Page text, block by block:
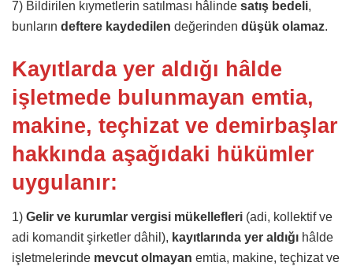
7) Bildirilen kıymetlerin satılması hâlinde satış bedeli,
bunların deftere kaydedilen değerinden düşük olamaz.
Kayıtlarda yer aldığı hâlde
işletmede bulunmayan emtia,
makine, teçhizat ve demirbaşlar
hakkında aşağıdaki hükümler
uygulanır:
1) Gelir ve kurumlar vergisi mükellefleri (adi, kollektif ve
adi komandit şirketler dâhil), kayıtlarında yer aldığı hâlde
işletmelerinde mevcut olmayan emtia, makine, teçhizat ve